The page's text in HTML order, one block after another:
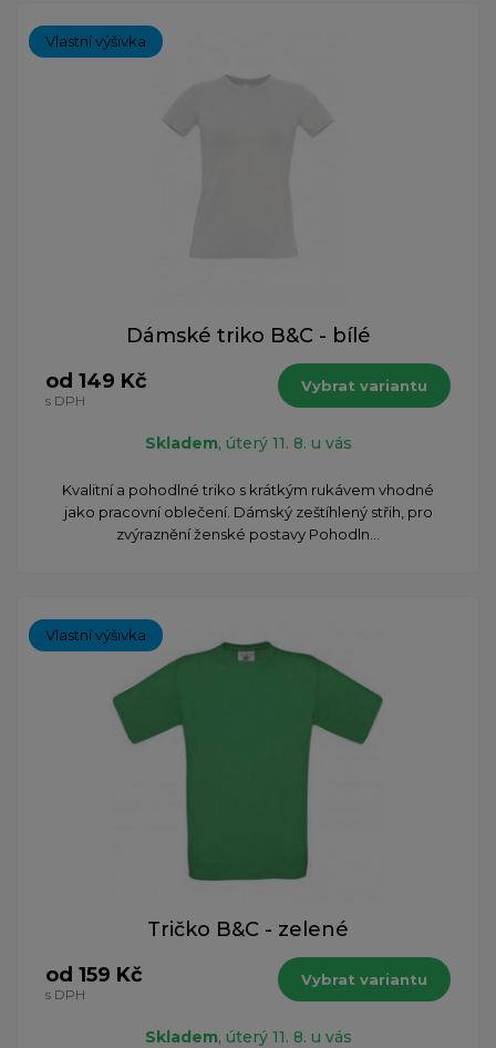
Vlastní výšivka
Dámské triko B&C - bílé
od 149 Kč
s DPH
Vybrat variantu
Skladem, úterý 11. 8. u vás
Kvalitní a pohodlné triko s krátkým rukávem vhodné
jako pracovní oblečení. Dámský zeštíhlený střih, pro
zvýraznění ženské postavy Pohodln...
Vlastní výšivka
Tričko B&C - zelené
od 159 Kč
s DPH
Vybrat variantu
Skladem, úterý 11. 8. u vás